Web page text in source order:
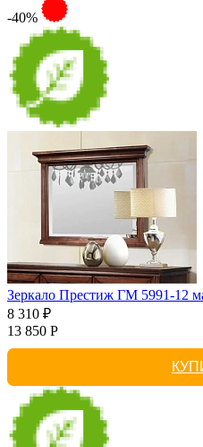
-40%
Зеркало Престиж ГМ 5991-12
8 310 ₽
13 850 Р